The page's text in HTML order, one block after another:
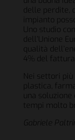
delle perdite,
impianto
Uno studio
dell’Unione
qualità
4% del
Nei settori
plastica,
una
tempi molto
Gabriele